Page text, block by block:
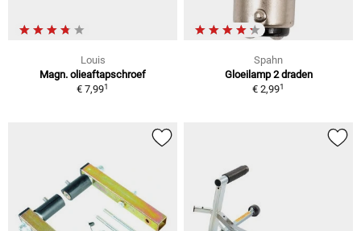
Louis
Magn. olieaftapschroef
€ 7,991
Spahn
Gloeilamp 2 draden
€ 2,991